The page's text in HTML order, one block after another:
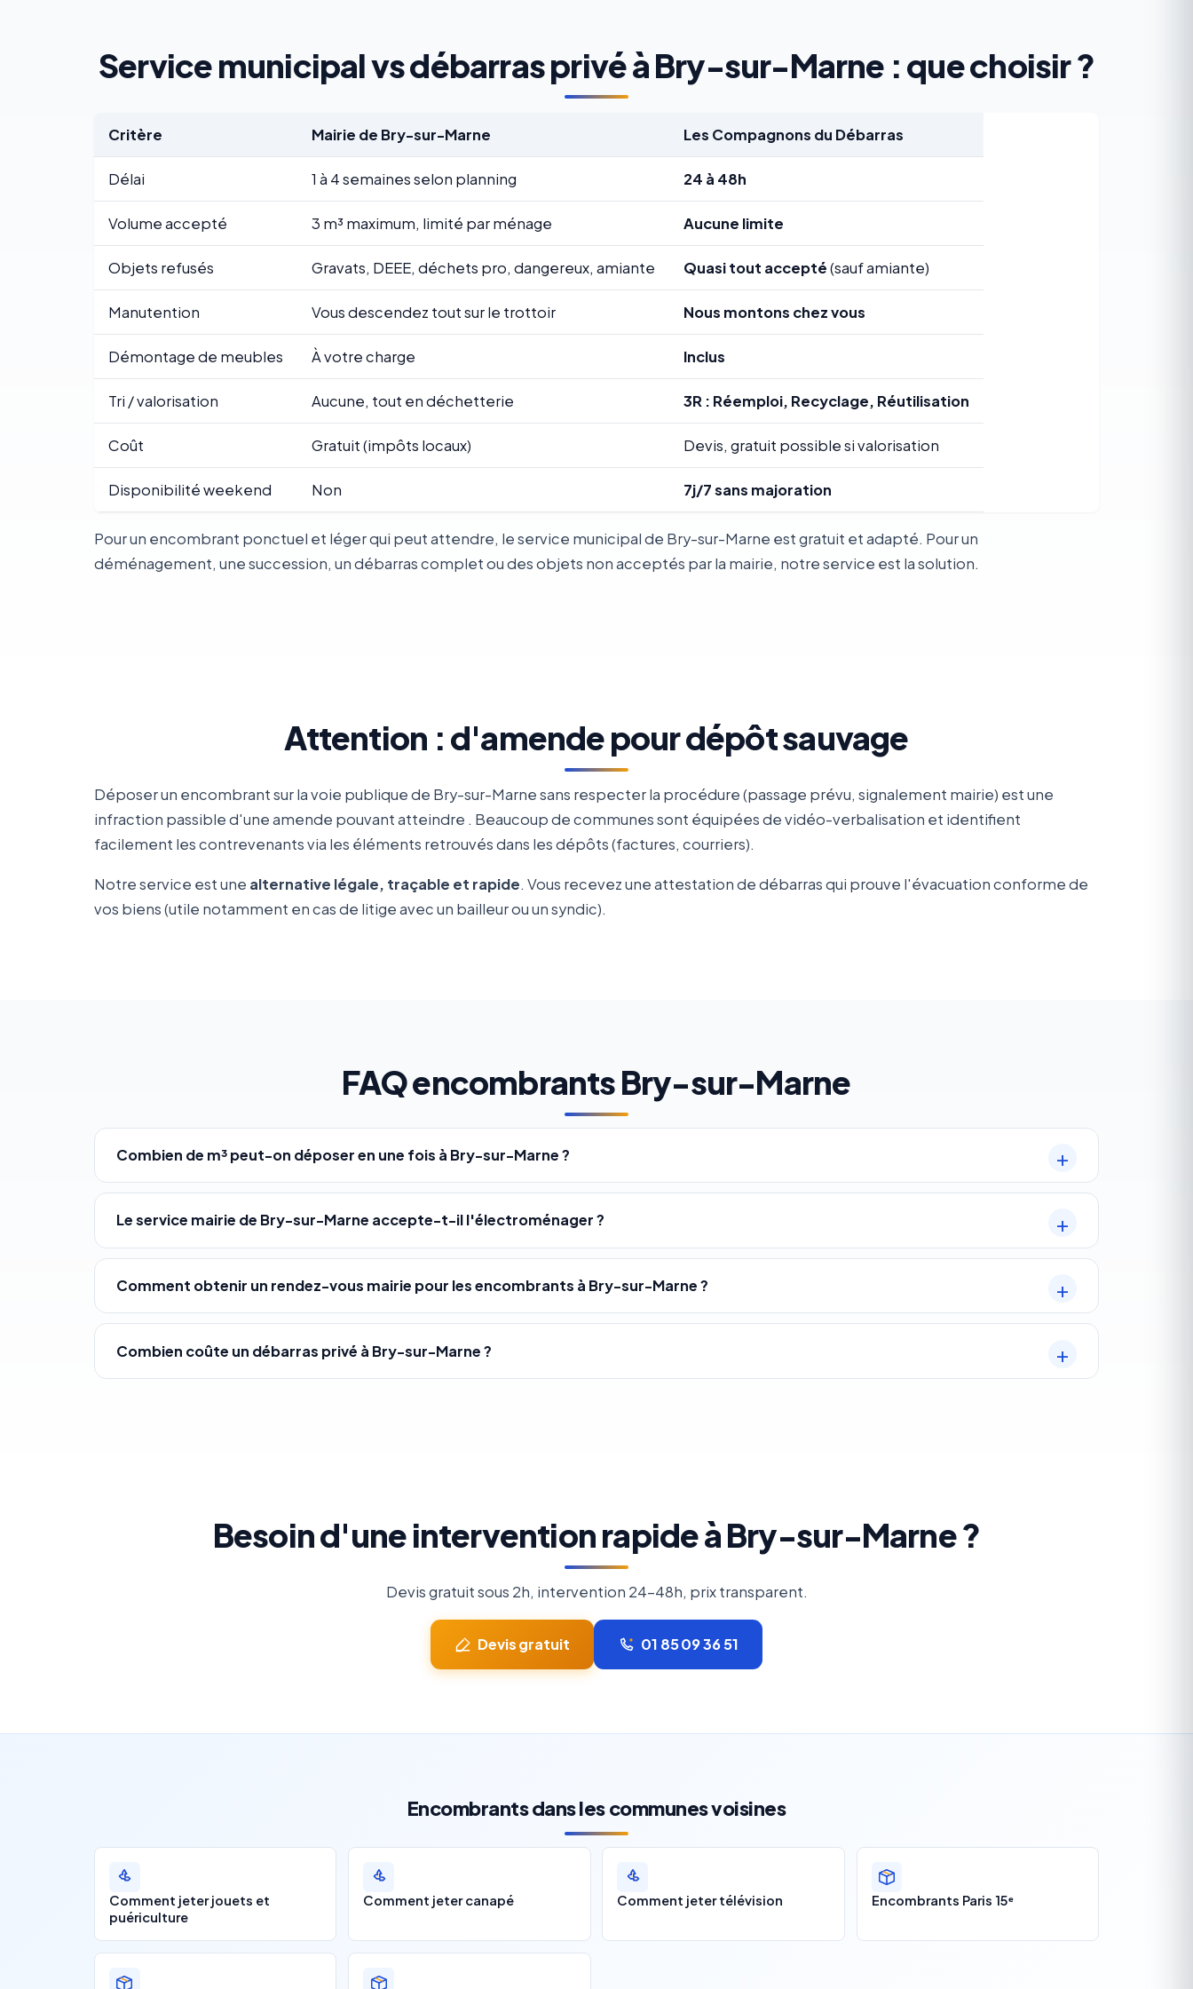
Service municipal vs débarras privé à Bry-sur-Marne : que choisir ?
Critère Mairie de Bry-sur-Marne Les Compagnons du Débarras
Délai 1 à 4 semaines selon planning 24 à 48h
Volume accepté 3 m³ maximum, limité par ménage Aucune limite
Objets refusés Gravats, DEEE, déchets pro, dangereux, amiante Quasi tout accepté(sauf amiante)
Manutention Vous descendez tout sur le trottoir Nous montons chez vous
Démontage de meubles À votre charge Inclus
Tri / valorisation Aucune, tout en déchetterie 3R : Réemploi, Recyclage, Réutilisation
Coût Gratuit (impôts locaux) Devis, gratuit possible si valorisation
Disponibilité weekend Non 7j/7 sans majoration
Pour un encombrant ponctuel et léger qui peut attendre, le service municipal de Bry-sur-Marne est gratuit et adapté. Pour un
déménagement, une succession, un débarras complet ou des objets non acceptés par la mairie, notre service est la solution.
Attention : d'amende pour dépôt sauvage
Déposer un encombrant sur la voie publique de Bry-sur-Marne sans respecter la procédure (passage prévu, signalement mairie) est une
infraction passible d'une amende pouvant atteindre . Beaucoup de communes sont équipées de vidéo-verbalisation et identifient
facilement les contrevenants via les éléments retrouvés dans les dépôts (factures, courriers).
Notre service est une alternative légale, traçable et rapide. Vous recevez une attestation de débarras qui prouve l'évacuation conforme de
vos biens (utile notamment en cas de litige avec un bailleur ou un syndic).
FAQ encombrants Bry-sur-Marne
Combien de m³ peut-on déposer en une fois à Bry-sur-Marne ?
Le service mairie de Bry-sur-Marne accepte-t-il l'électroménager ?
Comment obtenir un rendez-vous mairie pour les encombrants à Bry-sur-Marne ?
Combien coûte un débarras privé à Bry-sur-Marne ?
Besoin d'une intervention rapide à Bry-sur-Marne ?
Devis gratuit sous 2h, intervention 24-48h, prix transparent.
Devis gratuit 01 85 09 36 51
Encombrants dans les communes voisines
Comment jeter jouets et
puériculture
Comment jeter canapé Comment jeter télévision Encombrants Paris 15ᵉ